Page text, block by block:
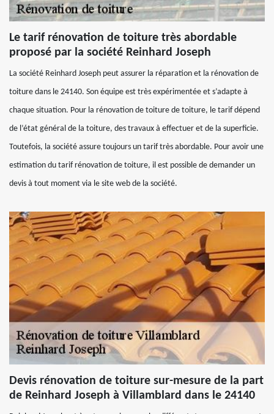
Le tarif rénovation de toiture très abordable
proposé par la société Reinhard Joseph
La société Reinhard Joseph peut assurer la réparation et la rénovation de
toiture dans le 24140. Son équipe est très expérimentée et s’adapte à
chaque situation. Pour la rénovation de toiture de toiture, le tarif dépend
de l’état général de la toiture, des travaux à effectuer et de la superficie.
Toutefois, la société assure toujours un tarif très abordable. Pour avoir une
estimation du tarif rénovation de toiture, il est possible de demander un
devis à tout moment via le site web de la société.
Devis rénovation de toiture sur-mesure de la part
de Reinhard Joseph à Villamblard dans le 24140